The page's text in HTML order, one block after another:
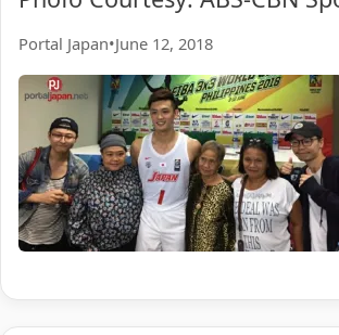
Portal Japan•June 12, 2018